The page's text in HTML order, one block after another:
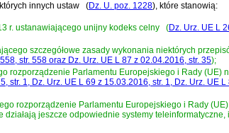
innych ustaw (Dz. U. poz. 1228), które stanowią:
r. ustanawiającego unijny kodeks celny (Dz. Urz. UE L
szczegółowe zasady wykonania niektórych
str. 558 oraz Dz. Urz. UE L 87 z 02.04.2016, str. 35);
Parlamentu Europejskiego i Rady (UE)
str. 1, Dz. Urz. UE L 69 z 15.03.2016, str. 1, Dz. Urz. UE
rozporządzenie Parlamentu Europejskiego i Rady
jeszcze odpowiednie systemy